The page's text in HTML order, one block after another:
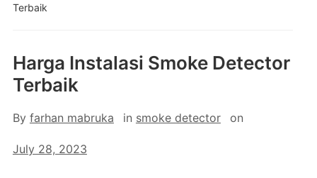
Terbaik
Harga Instalasi Smoke Detector
Terbaik
By farhan mabruka in smoke detector on
July 28, 2023